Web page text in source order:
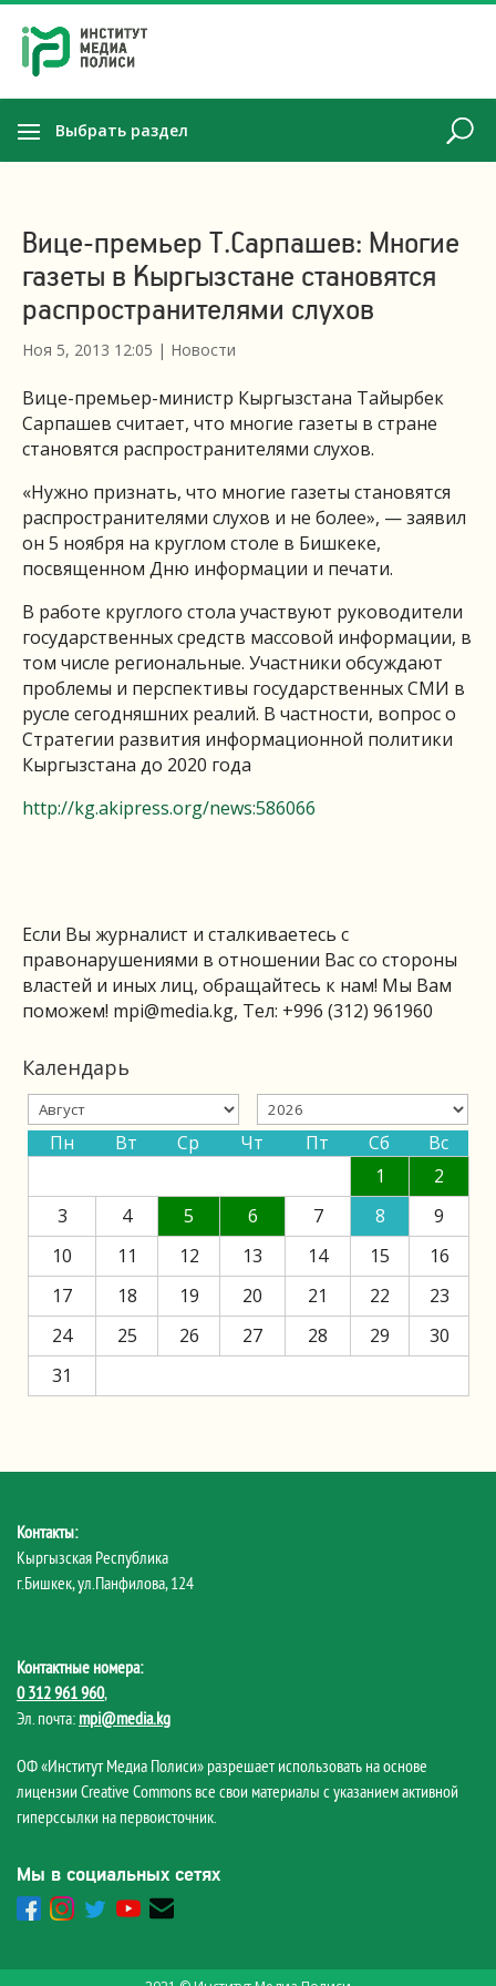
Выбрать раздел
Вице-премьер Т.Сарпашев: Многие
газеты в Кыргызстане становятся
распространителями слухов
Ноя 5, 2013 12:05 | Новости
Вице-премьер-министр Кыргызстана Тайырбек
Сарпашев считает, что многие газеты в стране
становятся распространителями слухов.
«Нужно признать, что многие газеты становятся
распространителями слухов и не более», — заявил
он 5 ноября на круглом столе в Бишкеке,
посвященном Дню информации и печати.
В работе круглого стола участвуют руководители
государственных средств массовой информации, в
том числе региональные. Участники обсуждают
проблемы и перспективы государственных СМИ в
русле сегодняшних реалий. В частности, вопрос о
Стратегии развития информационной политики
Кыргызстана до 2020 года
http://kg.akipress.org/news:586066
Если Вы журналист и сталкиваетесь с
правонарушениями в отношении Вас со стороны
властей и иных лиц, обращайтесь к нам! Мы Вам
поможем! mpi@media.kg, Тел: +996 (312) 961960
Календарь
Пн Вт Ср Чт Пт Сб
Вс
1
2
3
4 5 6 7 8
9
10
11 12 13 14 15
16
17
18 19 20 21 22
23
24
25 26 27 28 29
30
31
Контакты:
Кыргызская Республика
г.Бишкек, ул.Панфилова, 124
Контактные номера:
0 312 961 960,
Эл. почта: mpi@media.kg
ОФ «Институт Медиа Полиси» разрешает использовать на основе
лицензии Creative Commons все свои материалы с указанием активной
гиперссылки на первоисточник.
Мы в социальных сетях